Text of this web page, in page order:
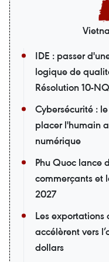
IDE : passer
logique de
Résolution 10-
Cybersécurité :
placer l'humain
numérique
Phu Quoc lance
commerçants et
2027
Les
accélèrent vers
dollars